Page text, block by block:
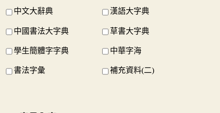
中文大辭典 漢語大字典
中國書法大字典 草書大字典
學生簡體字字典 中華字海
書法字彙 補充資料(二)